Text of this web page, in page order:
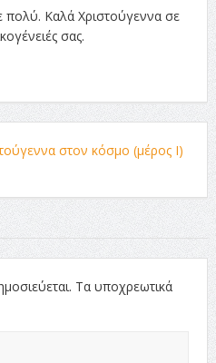
πολύ. Καλά Χριστούγεννα σε
σας.
στον κόσμο (μέρος Ι)
Τα υποχρεωτικά